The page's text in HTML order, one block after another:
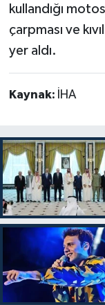
kullandığı
çarpması ve
yer aldı.
Kaynak: İHA